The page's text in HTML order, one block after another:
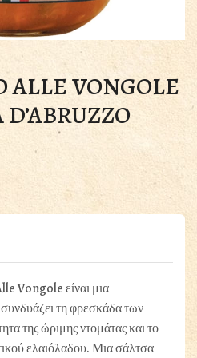
VONGOLE
Vongole είναι μια
τη φρεσκάδα των
της ώριμης ντομάτας και το
ελαιόλαδου. Μια σάλτσα